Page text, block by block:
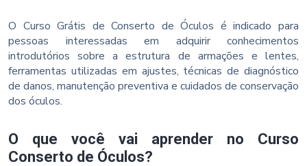
O Curso Grátis de Conserto de Óculos é indicado para
pessoas interessadas em adquirir conhecimentos
introdutórios sobre a estrutura de armações e lentes,
ferramentas utilizadas em ajustes, técnicas de diagnóstico
de danos, manutenção preventiva e cuidados de conservação
dos óculos.
O que você vai aprender no Curso
Conserto de Óculos?